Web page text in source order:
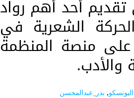
أحد أهم رواد
الشعرية في
على منصة المنظمة
والأدب.
اليونسكو, بدر_عبدالمحسن